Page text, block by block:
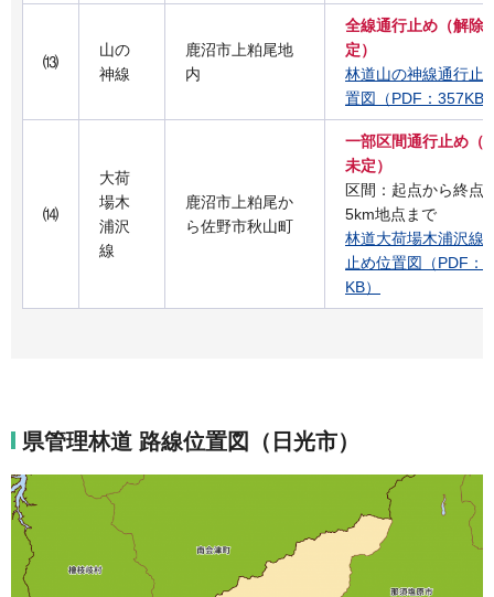
⒀
山の
神線
鹿沼市上粕尾地
内
全線通行止め（解除
定）
林道山の神線通行止
置図（PDF：357KB
⒁
大荷
場木
浦沢
線
鹿沼市上粕尾か
ら佐野市秋山町
一部区間通行止め（
未定）
区間：起点から終点
5km地点まで
林道大荷場木浦沢線
止め位置図（PDF：
KB）
県管理林道 路線位置図（日光市）